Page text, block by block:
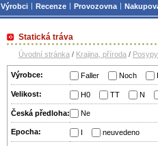
Statická tráva
Úvodní stránka / Krajina, příroda / Posypy
Výrobce: Faller Noch
Velikost: H0 TT N
Česká předloha: Ne
Epocha: I neuvedeno
Výrobci Recenze Provozovna